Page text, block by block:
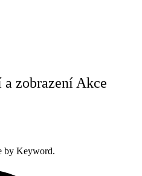
zobrazení Akce
by Keyword.